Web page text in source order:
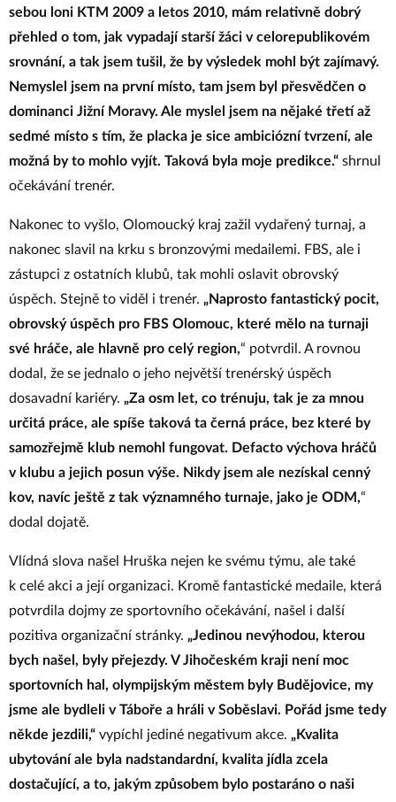
sebou loni KTM 2009 a letos 2010, mám relativně dobrý
přehled o tom, jak vypadají starší žáci v celorepublikovém
srovnání, a tak jsem tušil, že by výsledek mohl být zajímavý.
Nemyslel jsem na první místo, tam jsem byl přesvědčen o
dominanci Jižní Moravy. Ale myslel jsem na nějaké třetí až
sedmé místo s tím, že placka je sice ambiciózní tvrzení, ale
možná by to mohlo vyjít. Taková byla moje predikce.“ shrnul
očekávání trenér.
Nakonec to vyšlo, Olomoucký kraj zažil vydařený turnaj, a
nakonec slavil na krku s bronzovými medailemi. FBS, ale i
zástupci z ostatních klubů, tak mohli oslavit obrovský
úspěch. Stejně to viděl i trenér. „Naprosto fantastický pocit,
obrovský úspěch pro FBS Olomouc, které mělo na turnaji
své hráče, ale hlavně pro celý region,“ potvrdil. A rovnou
dodal, že se jednalo o jeho největší trenérský úspěch
dosavadní kariéry. „Za osm let, co trénuju, tak je za mnou
určitá práce, ale spíše taková ta černá práce, bez které by
samozřejmě klub nemohl fungovat. Defacto výchova hráčů
v klubu a jejich posun výše. Nikdy jsem ale nezískal cenný
kov, navíc ještě z tak významného turnaje, jako je ODM,“
dodal dojatě.
Vlídná slova našel Hruška nejen ke svému týmu, ale také
k celé akci a její organizaci. Kromě fantastické medaile, která
potvrdila dojmy ze sportovního očekávání, našel i další
pozitiva organizační stránky. „Jedinou nevýhodou, kterou
bych našel, byly přejezdy. V Jihočeském kraji není moc
sportovních hal, olympijským městem byly Budějovice, my
jsme ale bydleli v Táboře a hráli v Soběslavi. Pořád jsme tedy
někde jezdili,“ vypíchl jediné negativum akce. „Kvalita
ubytování ale byla nadstandardní, kvalita jídla zcela
dostačující, a to, jakým způsobem bylo postaráno o naši